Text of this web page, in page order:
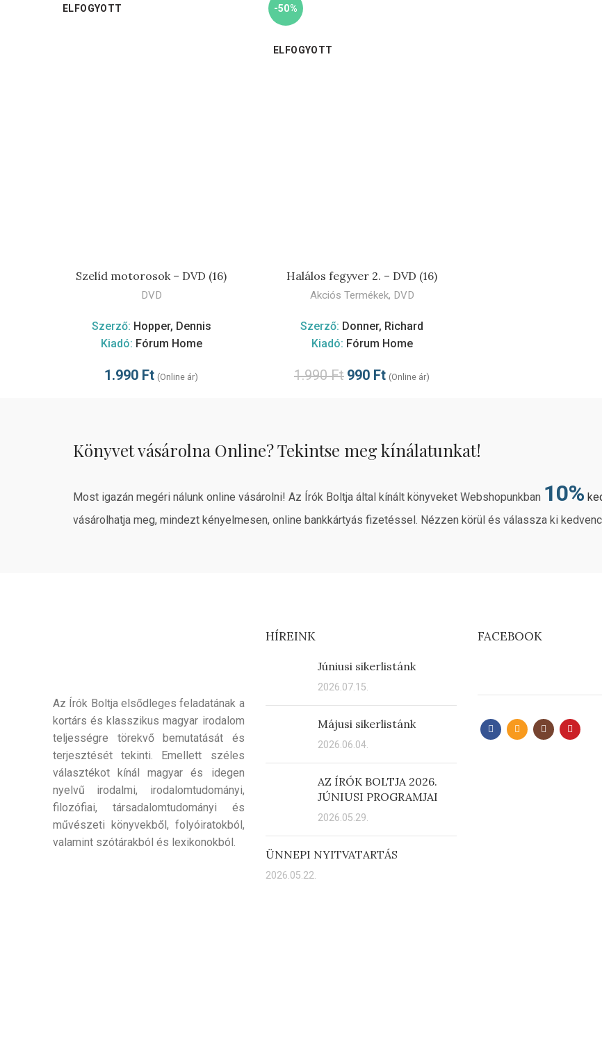
ELFOGYOTT
TOVÁBB
Szelíd motorosok – DVD (16)
DVD
Szerző: Hopper, Dennis
Kiadó: Fórum Home
1.990 Ft (Online ár)
-50%
ELFOGYOTT
TOVÁBB
Halálos fegyver 2. – DVD (16)
Akciós Termékek, DVD
Szerző: Donner, Richard
Kiadó: Fórum Home
1.990Ft 990 Ft (Online ár)
Könyvet vásárolna Online? Tekintse meg kínálatunkat!
Most igazán megéri nálunk online vásárolni! Az Írók Boltja által kínált könyveket Webshopunkban 10%
vásárolhatja meg, mindezt kényelmesen, online bankkártyás fizetéssel. Nézzen körül és válassza ki
Az Írók Boltja elsődleges feladatának a
kortárs és klasszikus magyar irodalom
teljességre törekvő bemutatását és
terjesztését tekinti. Emellett széles
választékot kínál magyar és idegen
nyelvű irodalmi, irodalomtudományi,
filozófiai, társadalomtudományi és
művészeti könyvekből, folyóiratokból,
valamint szótárakból és lexikonokból.
HÍREINK
Júniusi sikerlistánk
2026.07.15.
Májusi sikerlistánk
2026.06.04.
AZ ÍRÓK BOLTJA 2026.
JÚNIUSI PROGRAMJAI
2026.05.29.
ÜNNEPI NYITVATARTÁS
2026.05.22.
FACEBOOK